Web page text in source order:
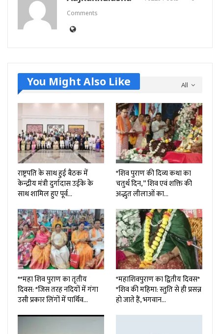
Comments
All
You Might Also Like
राष्ट्रपति के साथ हुई बैठक में
केन्द्रीय मंत्री दुर्गादास उईके के
साथ शामिल हुए पूर्व…
*शिव पुराण की दिव्य कथा का
चतुर्थ दिन,” शिव एवं शक्ति की
अद्भुत लीलाओं का…
**महा शिव पुराण का तृतीय
दिवस: *जिस तरह नदियों में गंगा
उसी प्रकार लिंगों में पार्थिव…
*महाशिवपुराण का द्वितीय दिवस*
*शिव की महिमा: स्तुति से ही प्रसन्न
हो जाते हैं, भगवान…